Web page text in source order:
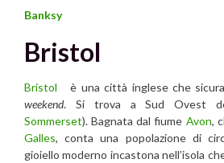
Banksy
Bristol
Bristolè una città inglese che
weekend. Si trova a Sud Ovest
Sommerset). Bagnata dal fiume Avon,
Galles, conta una popolazione di
gioiello moderno incastona nell’isola